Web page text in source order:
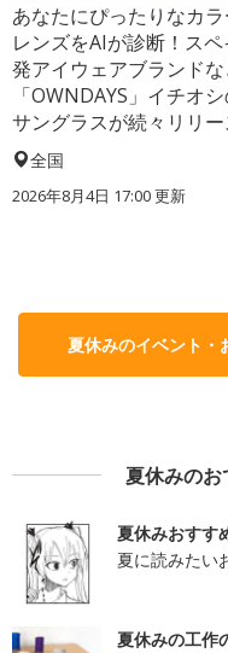
あなたにぴったりなカラ
レンズをAIが診断！スペ
発アイウェアブランド
「OWNDAYS」イチオ
サングラスが続々リリー
全国
2026年8月4日 17:00更新
夏休みのイベント・
夏休みの
夏休みおすす
夏に読みたい
夏休みの工作